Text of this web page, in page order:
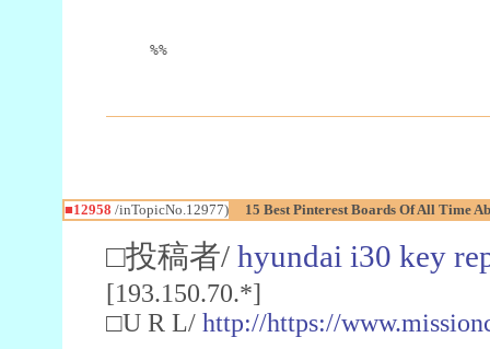
%%
■12958 /inTopicNo.12977) 15 Best Pinterest Boards Of All Time
□投稿者/ hyundai i30 key
[193.150.70.*]
□U R L/ http://https://